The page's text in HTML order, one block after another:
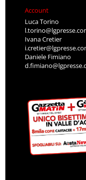
Account
Luca Torino
Ivana Cretier
Daniele Fimiano